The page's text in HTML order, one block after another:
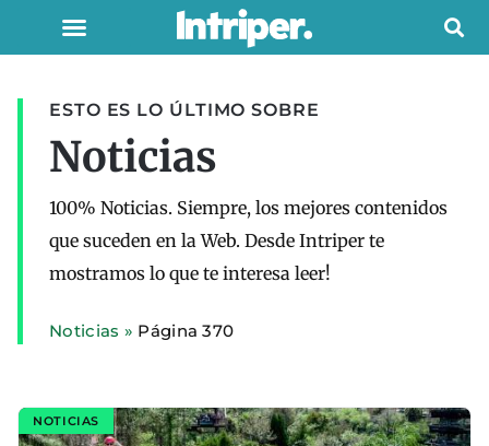
ESTO ES LO ÚLTIMO SOBRE
Noticias
100% Noticias. Siempre, los mejores contenidos
que suceden en la Web. Desde Intriper te
mostramos lo que te interesa leer!
Noticias » Página 370
NOTICIAS